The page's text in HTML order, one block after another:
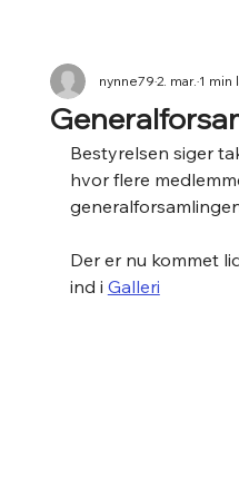
nynne792. mar. 1 min
Bestyrelsen siger
hvor flere
Der er nu kommet
ind i Galleri